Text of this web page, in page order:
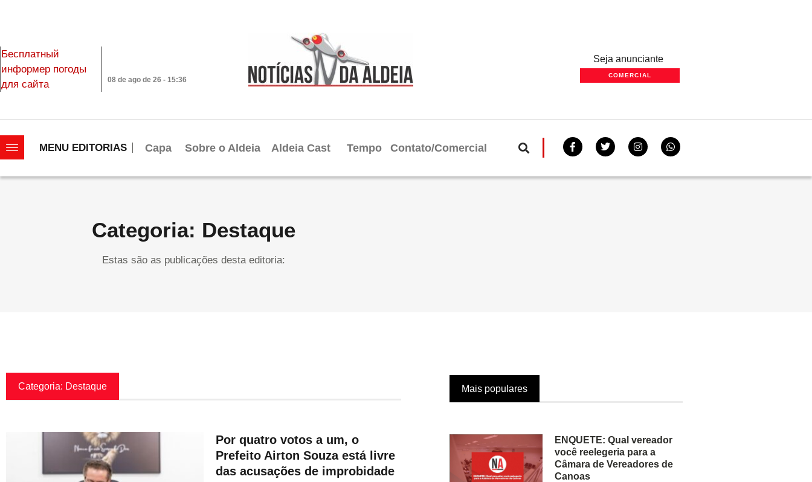
Бесплатный
информер погоды
для сайта
08 de ago de 26 - 15:36
Seja anunciante
COMERCIAL
MENU EDITORIAS Capa Sobre o Aldeia Aldeia Cast Tempo Contato/Comercial
Categoria: Destaque
Estas são as publicações desta editoria:
Categoria: Destaque
Por quatro votos a um, o
Prefeito Airton Souza está livre
das acusações de improbidade
Mais populares
ENQUETE: Qual vereador
você reelegeria para a
Câmara de Vereadores de
Canoas